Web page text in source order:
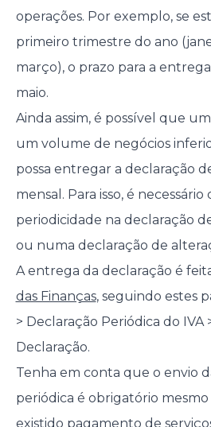
operações. Por exemplo, se
primeiro trimestre do ano
março), o prazo para a
maio.
Ainda assim, é possível que
um volume de negócios
possa entregar a declaração
mensal. Para isso, é
periodicidade na declaração
ou numa declaração de
A entrega da declaração é
das Finanças, seguindo estes
> Declaração Periódica do IVA
Declaração.
Tenha em conta que o envio
periódica é obrigatório
existido pagamento de